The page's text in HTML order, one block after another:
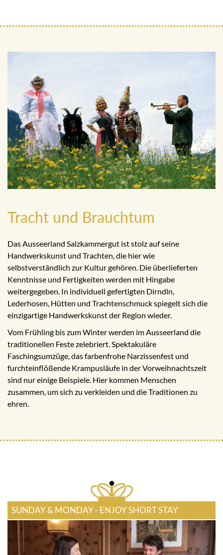
Tracht und Brauchtum
Das Ausseerland Salzkammergut ist stolz auf seine
Handwerkskunst und Trachten, die hier wie
selbstverständlich zur Kultur gehören. Die überlieferten
Kenntnisse und Fertigkeiten werden mit Hingabe
weitergegeben. In individuell gefertigten Dirndln,
Lederhosen, Hütten und Trachtenschmuck spiegelt sich die
einzigartige Handwerkskunst der Region wieder.
Vom Frühling bis zum Winter werden im Ausseerland die
traditionellen Feste zelebriert. Spektakuläre
Faschingsumzüge, das farbenfrohe Narzissenfest und
furchteinflößende Krampusläufe in der Vorweihnachtszeit
sind nur einige Beispiele. Hier kommen Menschen
zusammen, um sich zu verkleiden und die Traditionen zu
ehren.
SUNDAY & MONDAY - ENJOY SHORT STAY